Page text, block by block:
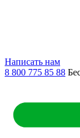
Написать нам
8 800 775 85 88